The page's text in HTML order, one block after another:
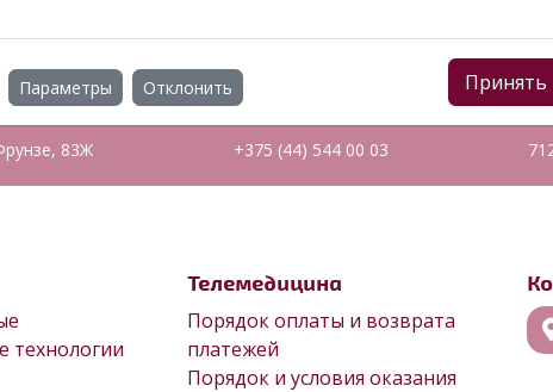
83Ж +375 (44) 544 00 03
технологии
Телемедицина
Порядок оплаты и возврата
платежей
Порядок и условия оказания
Параметры Отклонить Принять